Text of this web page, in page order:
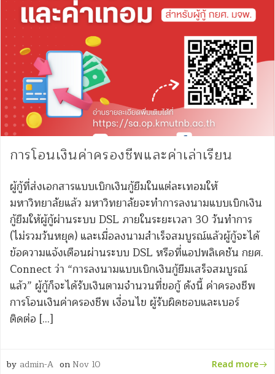
การโอนเงินค่าครองชีพและค่าเล่าเรียน
ผู้กู้ที่ส่งเอกสารแบบเบิกเงินกู้ยืมในแต่ละเทอมให้
มหาวิทยาลัยแล้ว มหาวิทยาลัยจะทำการลงนามแบบเบิกเงิน
กู้ยืมให้ผู้กู้ผ่านระบบ DSL ภายในระยะเวลา 30 วันทำการ
(ไม่รวมวันหยุด) และเมื่อลงนามสำเร็จสมบูรณ์แล้วผู้กู้จะได้
ข้อความแจ้งเตือนผ่านระบบ DSL หรือที่แอปพลิเคชัน กยศ.
Connect ว่า “การลงนามแบบเบิกเงินกู้ยืมเสร็จสมบูรณ์
แล้ว” ผู้กู้ก็จะได้รับเงินตามจำนวนที่ขอกู้ ดังนี้ ค่าครองชีพ
การโอนเงินค่าครองชีพ เงื่อนไข ผู้รับผิดชอบและเบอร์
ติดต่อ […]
by admin-A on Nov 10 Read more